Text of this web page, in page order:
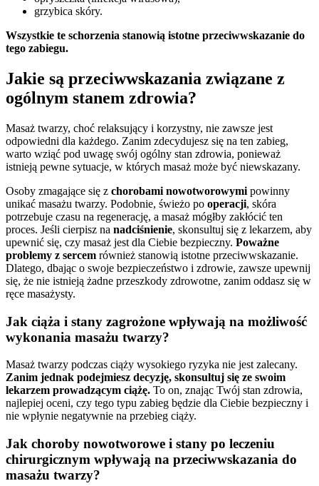
grzybica skóry.
Wszystkie te schorzenia stanowią istotne przeciwwskazanie do
tego zabiegu.
Jakie są przeciwwskazania związane z
ogólnym stanem zdrowia?
Masaż twarzy, choć relaksujący i korzystny, nie zawsze jest
odpowiedni dla każdego. Zanim zdecydujesz się na ten zabieg,
warto wziąć pod uwagę swój ogólny stan zdrowia, ponieważ
istnieją pewne sytuacje, w których masaż może być niewskazany.
Osoby zmagające się z chorobami nowotworowymi powinny
unikać masażu twarzy. Podobnie, świeżo po operacji, skóra
potrzebuje czasu na regenerację, a masaż mógłby zakłócić ten
proces. Jeśli cierpisz na nadciśnienie, skonsultuj się z lekarzem, aby
upewnić się, czy masaż jest dla Ciebie bezpieczny. Poważne
problemy z sercem również stanowią istotne przeciwwskazanie.
Dlatego, dbając o swoje bezpieczeństwo i zdrowie, zawsze upewnij
się, że nie istnieją żadne przeszkody zdrowotne, zanim oddasz się w
ręce masażysty.
Jak ciąża i stany zagrożone wpływają na możliwość
wykonania masażu twarzy?
Masaż twarzy podczas ciąży wysokiego ryzyka nie jest zalecany.
Zanim jednak podejmiesz decyzję, skonsultuj się ze swoim
lekarzem prowadzącym ciążę. To on, znając Twój stan zdrowia,
najlepiej oceni, czy tego typu zabieg będzie dla Ciebie bezpieczny i
nie wpłynie negatywnie na przebieg ciąży.
Jak choroby nowotworowe i stany po leczeniu
chirurgicznym wpływają na przeciwwskazania do
masażu twarzy?